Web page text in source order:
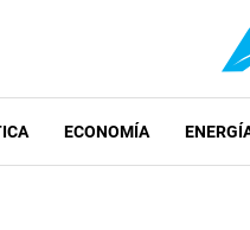
ECONOMÍA